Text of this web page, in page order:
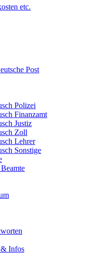
etc.
Post
Polizei
Finanzamt
Justiz
Zoll
Lehrer
Sonstige
Infos